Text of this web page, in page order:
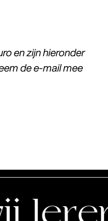
en zijn hieronder
de e-mail mee